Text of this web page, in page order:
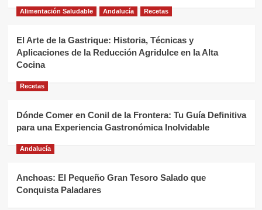
Alimentación Saludable Andalucía Recetas
El Arte de la Gastrique: Historia, Técnicas y
Aplicaciones de la Reducción Agridulce en la Alta
Cocina
Recetas
Dónde Comer en Conil de la Frontera: Tu Guía Definitiva
para una Experiencia Gastronómica Inolvidable
Andalucía
Anchoas: El Pequeño Gran Tesoro Salado que
Conquista Paladares